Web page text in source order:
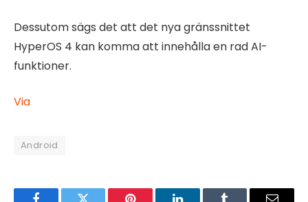
Dessutom sägs det att det nya gränssnittet
HyperOS 4 kan komma att innehålla en rad AI-
funktioner.
Via
Android